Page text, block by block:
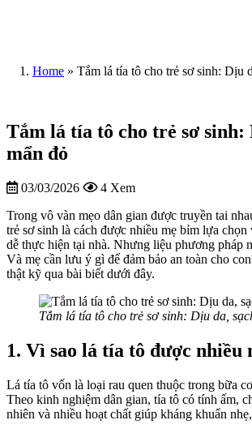
Home » Tắm lá tía tô cho trẻ sơ sinh: Dịu
Tắm lá tía tô cho trẻ sơ sinh:
mẩn đỏ
03/03/2026 4 Xem
Trong vô vàn mẹo dân gian được truyền tai
trẻ sơ sinh là cách được nhiều mẹ bỉm lựa
dễ thực hiện tại nhà. Nhưng liệu phương pháp
Và mẹ cần lưu ý gì để đảm bảo an toàn cho
thật kỹ qua bài biết dưới đây.
Tắm lá tía tô cho trẻ sơ sinh: Dịu da,
1. Vì sao lá tía tô được nhiều
Lá tía tô vốn là loại rau quen thuộc trong bữa
Theo kinh nghiệm dân gian, tía tô có tính ấm,
nhiên và nhiều hoạt chất giúp kháng khuẩn